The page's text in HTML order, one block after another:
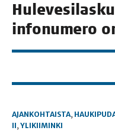
info­nu­me­ro
AJANKOHTAISTA,
II, YLIKIIMINKI